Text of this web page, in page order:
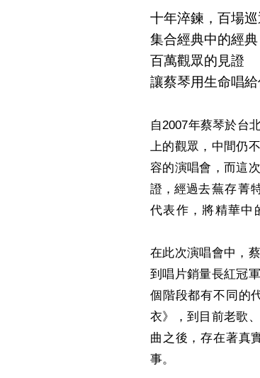
十年淬鍊，百場巡
集合經典中的經典
百萬觀眾的見證
讓蔡琴用生命唱
自2007年蔡琴於台
上的觀眾，中間仍
容的演唱會，而這
證，經過去蕪存菁
代表作，將精華中
在此次演唱會中，
到唱片銷量長紅冠
個階段都有不同的
衣》，到目前老歌
曲之後，存在著真
事。